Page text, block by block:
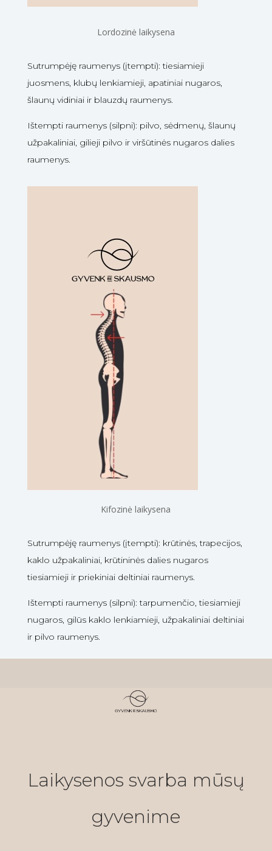
Lordozinė laikysena
Sutrumpėję raumenys (įtempti): tiesiamieji
juosmens, klubų lenkiamieji, apatiniai nugaros,
šlaunų vidiniai ir blauzdų raumenys.
Ištempti raumenys (silpni): pilvo, sėdmenų, šlaunų
užpakaliniai, gilieji pilvo ir viršūtinės nugaros dalies
raumenys.
Kifozinė laikysena
Sutrumpėję raumenys (įtempti): krūtinės, trapecijos,
kaklo užpakaliniai, krūtininės dalies nugaros
tiesiamieji ir priekiniai deltiniai raumenys.
Ištempti raumenys (silpni): tarpumenčio, tiesiamieji
nugaros, gilūs kaklo lenkiamieji, užpakaliniai deltiniai
ir pilvo raumenys.
Laikysenos svarba mūsų
gyvenime